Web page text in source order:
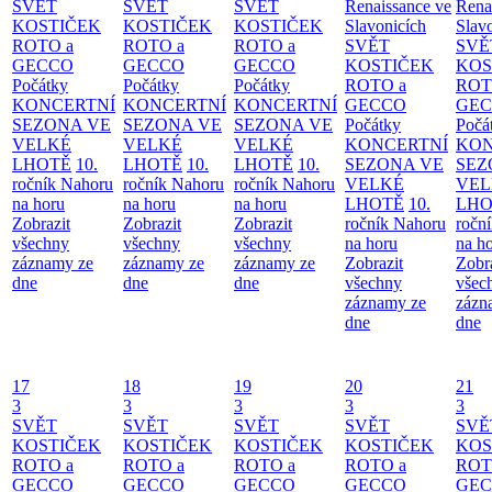
SVĚT
KOSTIČEK
ROTO a
GECCO
Počátky
KONCERTNÍ
SEZONA VE
VELKÉ
LHOTĚ 10.
ročník Nahoru
na horu
Zobrazit
všechny
záznamy ze
dne
SVĚT
KOSTIČEK
ROTO a
GECCO
Počátky
KONCERTNÍ
SEZONA VE
VELKÉ
LHOTĚ 10.
ročník Nahoru
na horu
Zobrazit
všechny
záznamy ze
dne
SVĚT
KOSTIČEK
ROTO a
GECCO
Počátky
KONCERTNÍ
SEZONA VE
VELKÉ
LHOTĚ 10.
ročník Nahoru
na horu
Zobrazit
všechny
záznamy ze
dne
Renaissance ve
Slavonicích
SVĚT
KOSTIČEK
ROTO a
GECCO
Počátky
KONCERTNÍ
SEZONA VE
VELKÉ
LHOTĚ 10.
ročník Nahoru
na horu
Zobrazit
všechny
záznamy ze
dne
na
dne
17
3
SVĚT
KOSTIČEK
ROTO a
GECCO
18
3
SVĚT
KOSTIČEK
ROTO a
GECCO
19
3
SVĚT
KOSTIČEK
ROTO a
GECCO
20
3
SVĚT
KOSTIČEK
ROTO a
GECCO
21
3